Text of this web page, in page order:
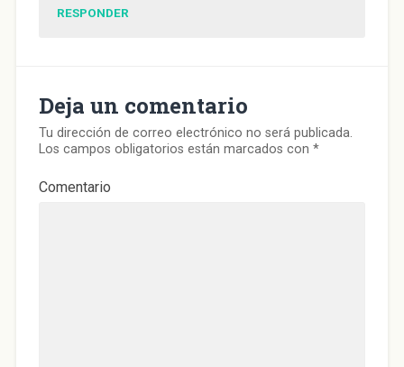
RESPONDER
Deja un comentario
Tu dirección de correo electrónico no será publicada.
Los campos obligatorios están marcados con *
Comentario